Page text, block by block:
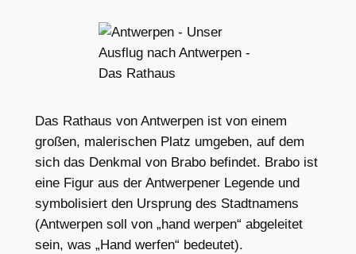
Das Rathaus von Antwerpen ist von einem
großen, malerischen Platz umgeben, auf dem
sich das Denkmal von Brabo befindet. Brabo ist
eine Figur aus der Antwerpener Legende und
symbolisiert den Ursprung des Stadtnamens
(Antwerpen soll von „hand werpen“ abgeleitet
sein, was „Hand werfen“ bedeutet).